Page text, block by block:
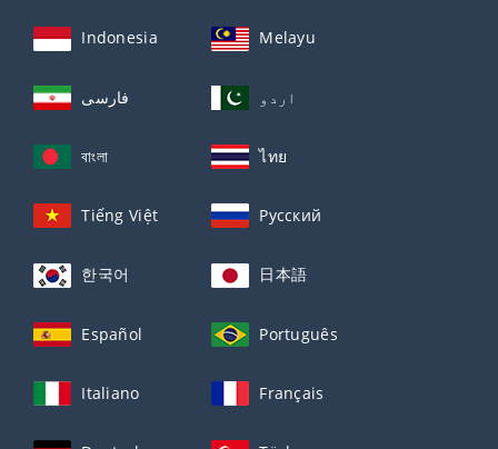
Indonesia Melayu
فارسی اردو
বাংলা ไทย
Tiếng Việt Русский
한국어 日本語
Español Português
Italiano Français